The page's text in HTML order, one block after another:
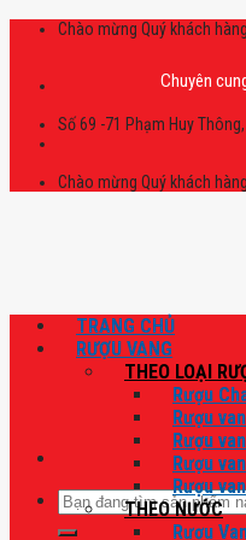
Skip
Chào mừng Quý khách hàng
Chuyên cung cấp
Số 69 -71 Phạm Huy Thông,
Chào mừng Quý khách hàng
Tìm
kiếm:
TRANG CHỦ
RƯỢU VANG
THEO LOẠI
Rượu
Rượu
Rượu
Rượu
Rượu
THEO NƯỚC
Rượu